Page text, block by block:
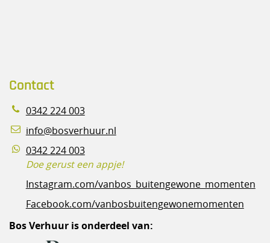
Contact
0342 224 003
info@bosverhuur.nl
0342 224 003
Doe gerust een appje!
Instagram.com/vanbos_buitengewone_momenten
Facebook.com/vanbosbuitengewonemomenten
Bos Verhuur is onderdeel van: